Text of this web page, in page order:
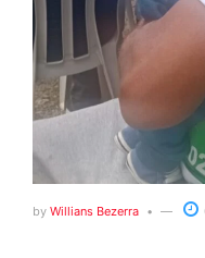
by Willians Bezerra